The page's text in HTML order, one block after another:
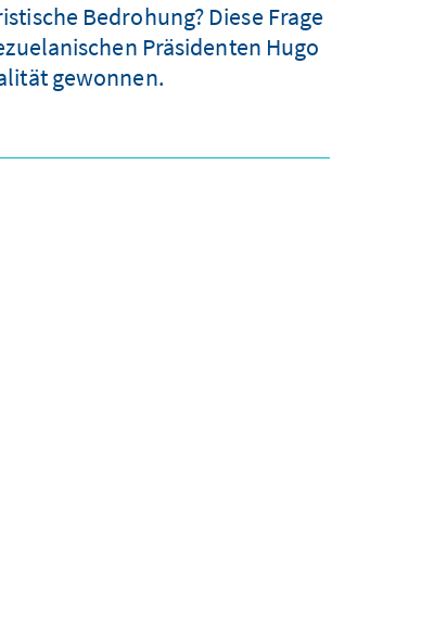
Bedrohung? Diese Frage
Präsidenten Hugo
gewonnen.